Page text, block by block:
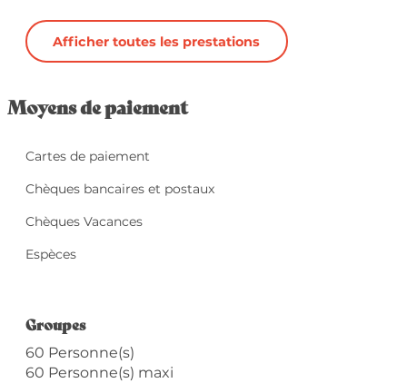
Afficher toutes les prestations
Moyens de paiement
Cartes de paiement
Chèques bancaires et postaux
Chèques Vacances
Espèces
Groupes
Groupes
60 Personne(s)
60 Personne(s) maxi